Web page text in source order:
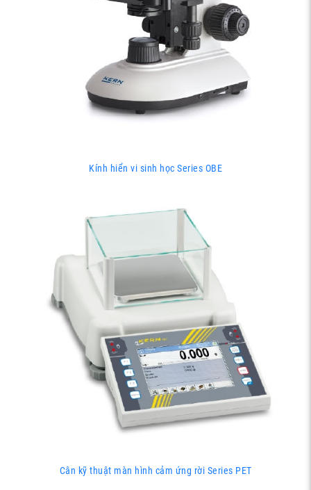
Kính hiển vi sinh học Series OBE
Cân kỹ thuật màn hình cảm ứng rời Series PET